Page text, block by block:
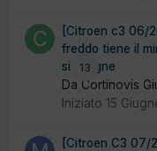
13
[Citroen c3 06/
freddo tiene il
si spegne
Da Cortinovis
Iniziato 15
[Citroen C3 07/